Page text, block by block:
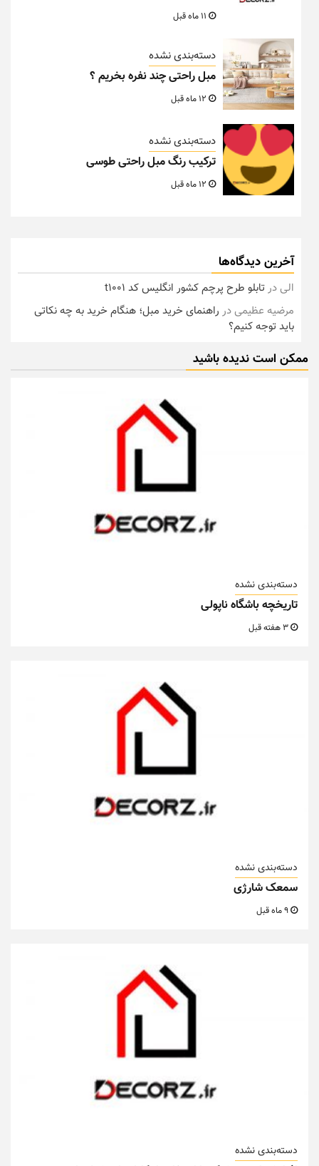
دسته‌بندی نشده
مبل راحتی چند نفره بخریم ؟
دسته‌بندی نشده
ترکیب رنگ مبل راحتی طوسی
آخرین دیدگاه‌ها
الیدرتابلو طرح پرچم کشور انگلیس کد t1001
مرضیه عظیمیدر راهنمای خرید مبل؛ هنگام خرید به چه نکاتی
باید توجه کنیم؟
ممکن است ندیده باشید
دسته‌بندی نشده
تاریخچه باشگاه ناپولی
دسته‌بندی نشده
سمعک شارژی
دسته‌بندی نشده